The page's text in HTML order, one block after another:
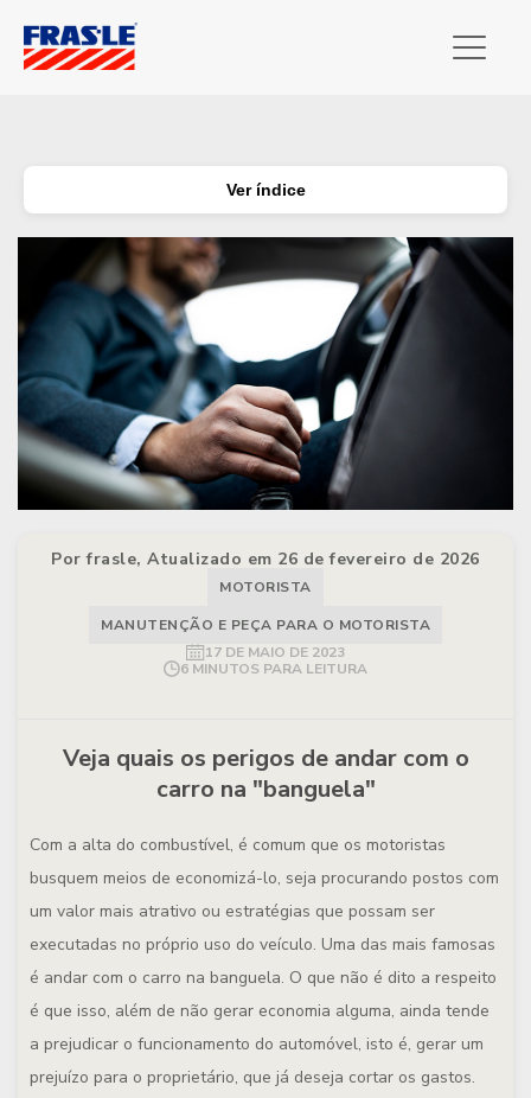
Ver índice
Por frasle, Atualizado em 26 de fevereiro de 2026
MOTORISTA
MANUTENÇÃO E PEÇA PARA O MOTORISTA
17 DE MAIO DE 2023
6 MINUTOS PARA LEITURA
Veja quais os perigos de andar com o
carro na "banguela"
Com a alta do combustível, é comum que os motoristas
busquem meios de economizá-lo, seja procurando postos com
um valor mais atrativo ou estratégias que possam ser
executadas no próprio uso do veículo. Uma das mais famosas
é andar com o carro na banguela. O que não é dito a respeito
é que isso, além de não gerar economia alguma, ainda tende
a prejudicar o funcionamento do automóvel, isto é, gerar um
prejuízo para o proprietário, que já deseja cortar os gastos.